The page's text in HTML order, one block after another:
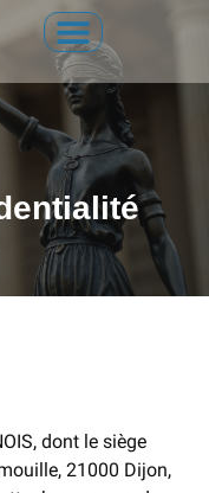
dont le siège
21000 Dijon,